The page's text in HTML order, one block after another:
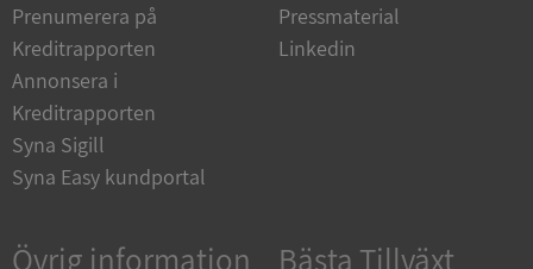
Prenumerera på
Kreditrapporten
Annonsera i
Kreditrapporten
Syna Sigill
Syna Easy kundportal
Pressmaterial
Linkedin
Övrig information Bästa Tillväxt
_GRECAPTCHA
Google LLC